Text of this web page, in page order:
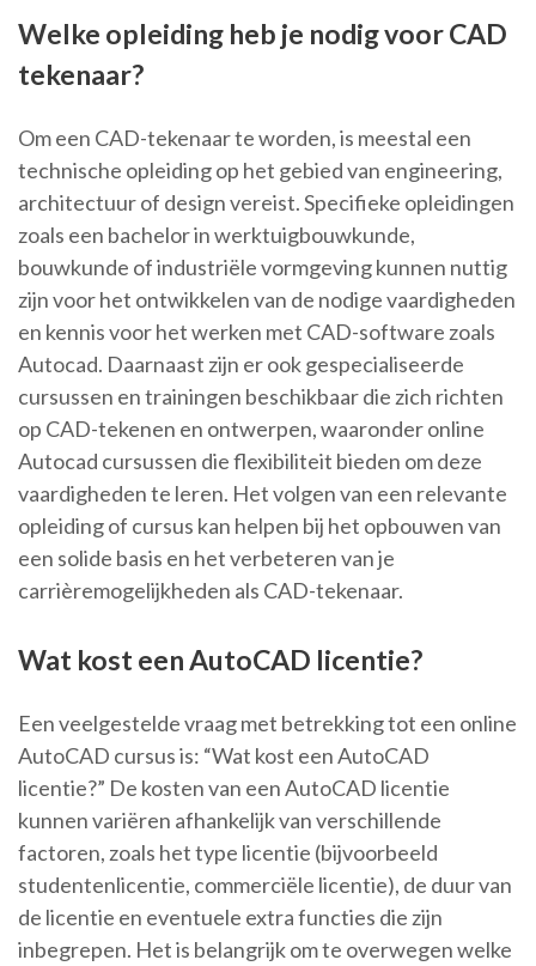
Welke opleiding heb je nodig voor CAD
tekenaar?
Om een CAD-tekenaar te worden, is meestal een
technische opleiding op het gebied van engineering,
architectuur of design vereist. Specifieke opleidingen
zoals een bachelor in werktuigbouwkunde,
bouwkunde of industriële vormgeving kunnen nuttig
zijn voor het ontwikkelen van de nodige vaardigheden
en kennis voor het werken met CAD-software zoals
Autocad. Daarnaast zijn er ook gespecialiseerde
cursussen en trainingen beschikbaar die zich richten
op CAD-tekenen en ontwerpen, waaronder online
Autocad cursussen die flexibiliteit bieden om deze
vaardigheden te leren. Het volgen van een relevante
opleiding of cursus kan helpen bij het opbouwen van
een solide basis en het verbeteren van je
carrièremogelijkheden als CAD-tekenaar.
Wat kost een AutoCAD licentie?
Een veelgestelde vraag met betrekking tot een online
AutoCAD cursus is: “Wat kost een AutoCAD
licentie?” De kosten van een AutoCAD licentie
kunnen variëren afhankelijk van verschillende
factoren, zoals het type licentie (bijvoorbeeld
studentenlicentie, commerciële licentie), de duur van
de licentie en eventuele extra functies die zijn
inbegrepen. Het is belangrijk om te overwegen welke